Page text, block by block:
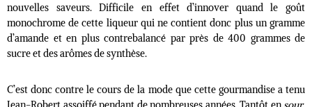
nouvelles saveurs. Difficile en effet d’innover quand le goût
monochrome de cette liqueur qui ne contient donc plus un gramme
d’amande et en plus contrebalancé par près de 400 grammes de
sucre et des arômes de synthèse.
C’est donc contre le cours de la mode que cette gourmandise a tenu